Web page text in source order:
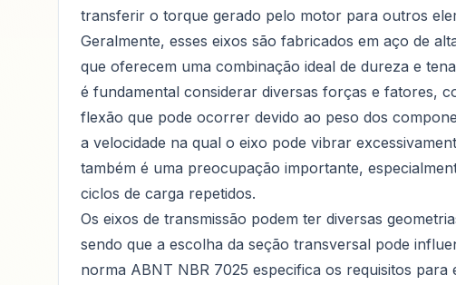
transferir o torque gerado pelo motor para outros
Geralmente, esses eixos são fabricados em aço de
que oferecem uma combinação ideal de dureza e
é fundamental considerar diversas forças e fatores,
flexão que pode ocorrer devido ao peso dos
a velocidade na qual o eixo pode vibrar
também é uma preocupação importante,
ciclos de carga repetidos.
Os eixos de transmissão podem ter diversas
sendo que a escolha da seção transversal pode
norma ABNT NBR 7025 especifica os requisitos para